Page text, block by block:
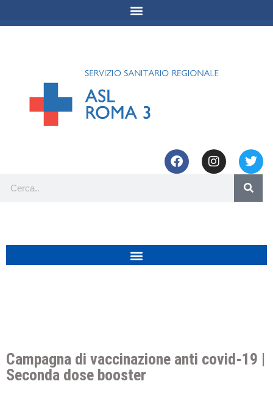
Campagna di vaccinazione anti covid-19 |
Seconda dose booster